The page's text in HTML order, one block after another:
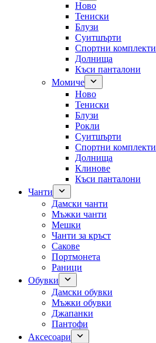
Ново
Тениски
Блузи
Суитшърти
Спортни комплекти
Долнища
Къси панталони
Момиче
Ново
Тениски
Блузи
Рокли
Суитшърти
Спортни комплекти
Долнища
Клинове
Къси панталони
Чанти
Дамски чанти
Мъжки чанти
Мешки
Чанти за кръст
Сакове
Портмонета
Раници
Обувки
Дамски обувки
Мъжки обувки
Джапанки
Пантофи
Аксесоари